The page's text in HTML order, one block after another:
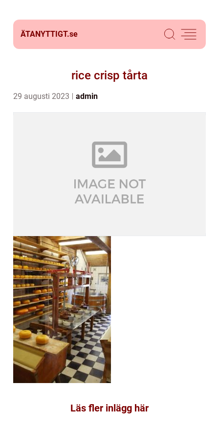
ÄTANYTTIGT.se
rice crisp tårta
29 augusti 2023 admin
Läs fler inlägg här